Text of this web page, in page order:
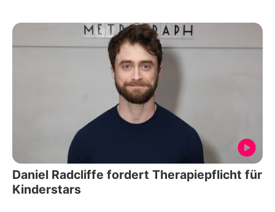
Daniel Radcliffe fordert Therapiepflicht für
Kinderstars